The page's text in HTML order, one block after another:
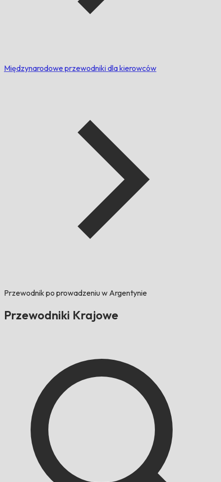
Międzynarodowe przewodniki dla kierowców
Przewodnik po prowadzeniu w Argentynie
Przewodniki Krajowe